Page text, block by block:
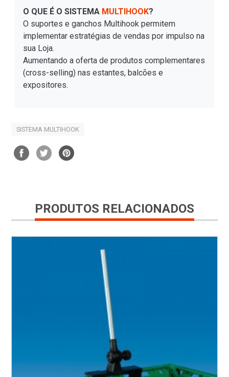
O QUE É O SISTEMA MULTIHOOK?
O suportes e ganchos Multihook permitem
implementar estratégias de vendas por impulso na
sua Loja.
Aumentando a oferta de produtos complementares
(cross-selling) nas estantes, balcões e
expositores.
SISTEMA MULTIHOOK
PRODUTOS RELACIONADOS